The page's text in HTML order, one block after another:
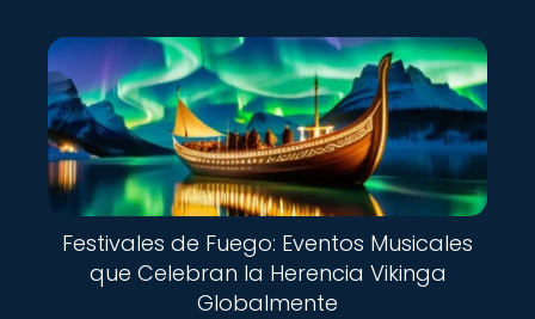
Festivales de Fuego: Eventos Musicales
que Celebran la Herencia Vikinga
Globalmente